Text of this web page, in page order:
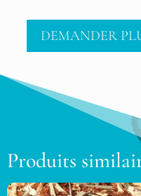
DEMANDER
Produits